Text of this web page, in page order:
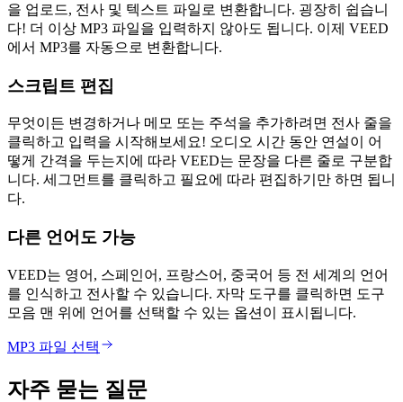
을 업로드, 전사 및 텍스트 파일로 변환합니다. 굉장히 쉽습니
다! 더 이상 MP3 파일을 입력하지 않아도 됩니다. 이제 VEED
에서 MP3를 자동으로 변환합니다.
스크립트 편집
무엇이든 변경하거나 메모 또는 주석을 추가하려면 전사 줄을
클릭하고 입력을 시작해보세요! 오디오 시간 동안 연설이 어
떻게 간격을 두는지에 따라 VEED는 문장을 다른 줄로 구분합
니다. 세그먼트를 클릭하고 필요에 따라 편집하기만 하면 됩니
다.
다른 언어도 가능
VEED는 영어, 스페인어, 프랑스어, 중국어 등 전 세계의 언어
를 인식하고 전사할 수 있습니다. 자막 도구를 클릭하면 도구
모음 맨 위에 언어를 선택할 수 있는 옵션이 표시됩니다.
MP3 파일 선택
자주 묻는 질문